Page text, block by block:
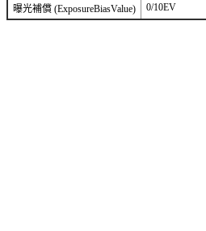
曝光補償 (ExposureBiasValue) 0/10EV